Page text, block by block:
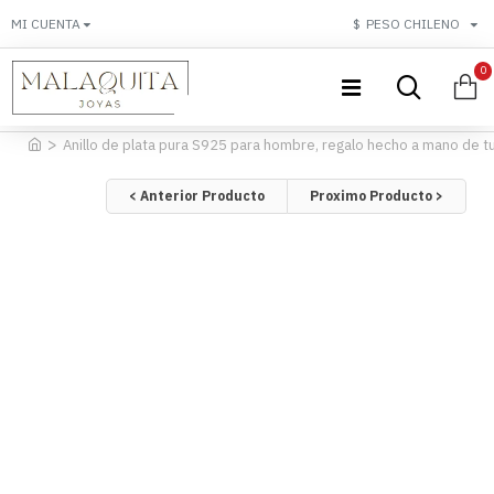
MI CUENTA $ PESO CHILENO
0
Anillo de plata pura S925 para hombre, regalo hecho a mano de
< Anterior Producto Proximo Producto >